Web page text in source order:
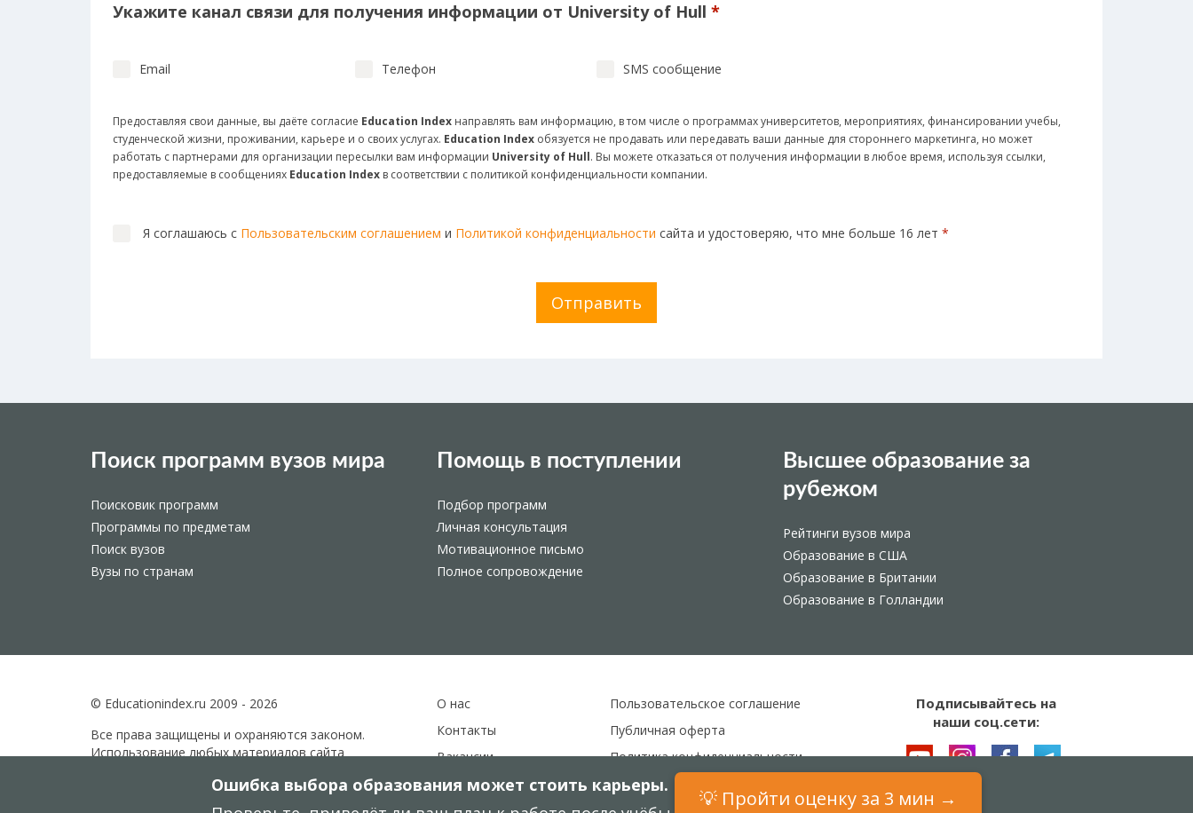
Укажите канал связи для получения информации от University of Hull *
Email Телефон SMS сообщение
Предоставляя свои данные, вы даёте согласие Education Index направлять вам информацию, в том числе о программах университетов, мероприятиях, финансировании учебы,
студенческой жизни, проживании, карьере и о своих услугах. Education Index обязуется не продавать или передавать ваши данные для стороннего маркетинга, но может
работать с партнерами для организации пересылки вам информации University of Hull. Вы можете отказаться от получения информации в любое время, используя ссылки,
предоставляемые в сообщениях Education Index в соответствии с политикой конфиденциальности компании.
Я соглашаюсь с Пользовательским соглашением и Политикой конфиденциальности сайта и удостоверяю, что мне больше 16 лет *
Отправить
Поиск программ вузов мира
Поисковик программ
Программы по предметам
Поиск вузов
Вузы по странам
Помощь в поступлении
Подбор программ
Личная консультация
Мотивационное письмо
Полное сопровождение
Высшее образование за
рубежом
Рейтинги вузов мира
Образование в США
Образование в Британии
Образование в Голландии
© Educationindex.ru 2009 - 2026
Все права защищены и охраняются законом.
Использование любых материалов сайта
О нас
Контакты
Вакансии
Карта сайта
Пользовательское соглашение
Публичная оферта
Политика конфиденциальности
Подписывайтесь на
наши соц.сети:
Ошибка выбора образования может стоить карьеры.
💡 Пройти оценку за 3 мин →